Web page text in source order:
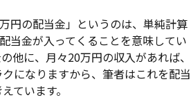
円の配当金」というのは、単純計算
当金が入ってくることを意味してい
他に、月々20万円の収入があれば、
になりますから、筆者はこれを配当
ています。